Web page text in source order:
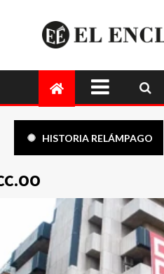
HISTORIA RELÁMPAGO